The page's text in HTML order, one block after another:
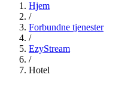
Hjem
/
Forbundne tjenester
/
EzyStream
/
Hotel